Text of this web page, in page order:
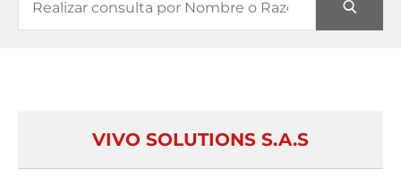
VIVO SOLUTIONS S.A.S